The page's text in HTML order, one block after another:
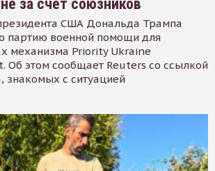
за счет союзников
США Дональда Трампа
партию военной помощи для
механизма Priority Ukraine
Об этом сообщает Reuters со ссылкой
знакомых с ситуацией